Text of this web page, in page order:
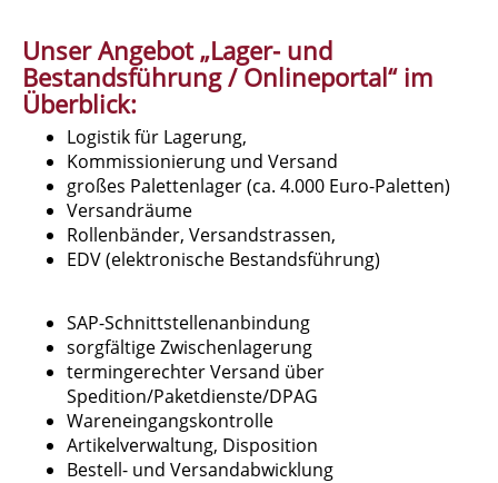
Unser Angebot „Lager- und
Bestandsführung / Onlineportal“ im
Überblick:
Logistik für Lagerung,
Kommissionierung und Versand
großes Palettenlager (ca. 4.000 Euro-Paletten)
Versandräume
Rollenbänder, Versandstrassen,
EDV (elektronische Bestandsführung)
SAP-Schnittstellenanbindung
sorgfältige Zwischenlagerung
termingerechter Versand über
Spedition/Paketdienste/DPAG
Wareneingangskontrolle
Artikelverwaltung, Disposition
Bestell- und Versandabwicklung